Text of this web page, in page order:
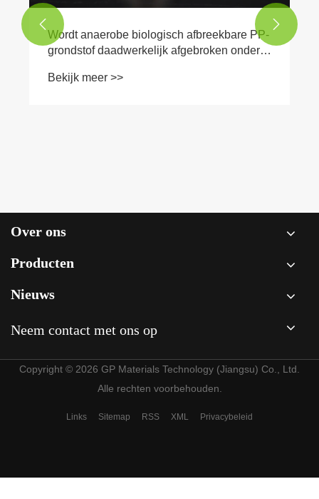
Wordt anaerobe biologisch afbreekbare PP-
grondstof daadwerkelijk afgebroken onder
steeds niet bewezen?
Bekijk meer >>
 
Over ons
Producten
Nieuws
Neem contact met ons op
Copyright © 2026 GP Materials Technology (Jiangsu) Co., Ltd.
Alle rechten voorbehouden.
Links Sitemap RSS XML Privacybeleid